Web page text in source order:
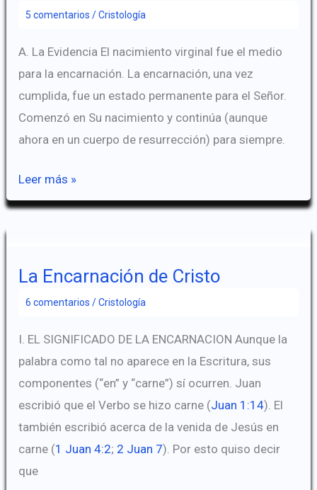
5 comentarios /Cristología
A. La Evidencia El nacimiento virginal fue el medio
para la encarnación. La encarnación, una vez
cumplida, fue un estado permanente para el Señor.
Comenzó en Su nacimiento y continúa (aunque
ahora en un cuerpo de resurrección) para siempre.
III.
El
La
Leer más »
La Encarnación de Cristo
6 comentarios /Cristología
I. EL SIGNIFICADO DE LA ENCARNACION Aunque la
palabra como tal no aparece en la Escritura, sus
componentes (“en” y “carne”) sí ocurren. Juan
escribió que el Verbo se hizo carne (Juan 1:14). El
también escribió acerca de la venida de Jesús en
carne (1 Juan 4:2; 2 Juan 7). Por esto quiso decir
que